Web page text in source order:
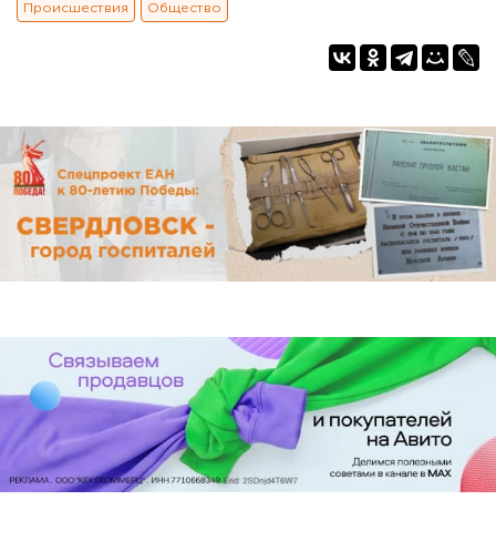
Происшествия Общество